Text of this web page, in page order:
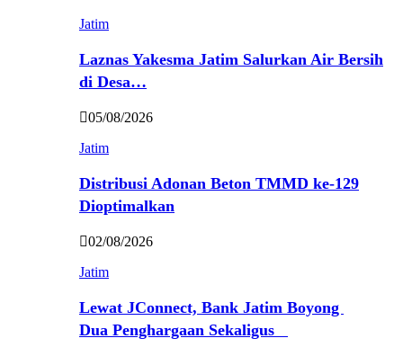
Jatim
Laznas Yakesma Jatim Salurkan Air Bersih
di Desa…
05/08/2026
Jatim
Distribusi Adonan Beton TMMD ke-129
Dioptimalkan
02/08/2026
Jatim
Lewat JConnect, Bank Jatim Boyong
Dua Penghargaan Sekaligus